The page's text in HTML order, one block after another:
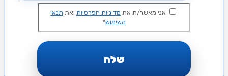
אני מאשר/ת את מדיניות הפרטיות ואת תנאי
השימוש*